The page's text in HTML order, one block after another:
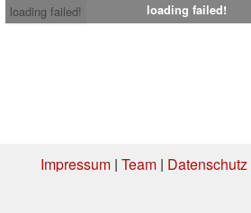
loading failed!
loading failed!
Impressum| Team| Datenschutz